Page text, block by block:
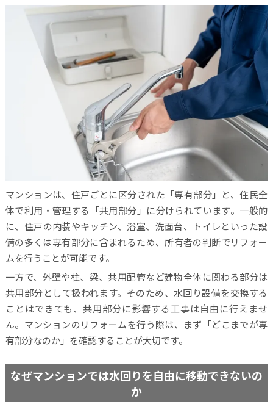
マンションは、住戸ごとに区分された「専有部分」と、住民全
体で利用・管理する「共用部分」に分けられています。一般的
に、住戸の内装やキッチン、浴室、洗面台、トイレといった設
備の多くは専有部分に含まれるため、所有者の判断でリフォー
ムを行うことが可能です。
一方で、外壁や柱、梁、共用配管など建物全体に関わる部分は
共用部分として扱われます。そのため、水回り設備を交換する
ことはできても、共用部分に影響する工事は自由に行えませ
ん。マンションのリフォームを行う際は、まず「どこまでが専
有部分なのか」を確認することが大切です。
なぜマンションでは水回りを自由に移動できないの
か